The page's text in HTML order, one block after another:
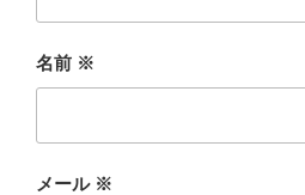
名前 ※
メール ※